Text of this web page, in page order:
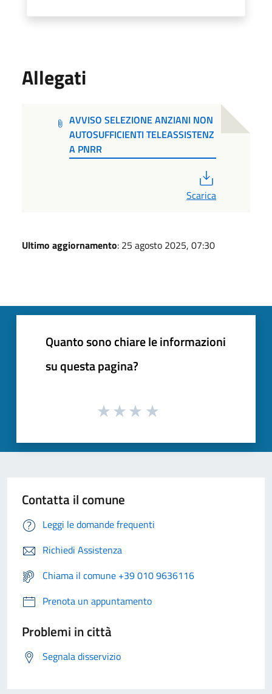
Allegati
AVVISO SELEZIONE ANZIANI NON
AUTOSUFFICIENTI TELEASSISTENZ
A PNRR
Scarica
Ultimo aggiornamento: 25 agosto 2025, 07:30
Quanto sono chiare le informazioni
su questa pagina?
Contatta il comune
Leggi le domande frequenti
Richiedi Assistenza
Chiama il comune +39 010 9636116
Prenota un appuntamento
Problemi in città
Segnala disservizio